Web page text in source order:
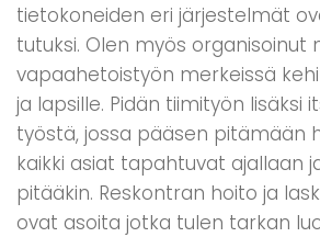
tietokoneiden eri järjestelmät
tutuksi. Olen myös
vapaahetoistyön merkeissä
ja lapsille. Pidän tiimityön lisäksi
työstä, jossa pääsen pitämään
kaikki asiat tapahtuvat ajallaan
pitääkin. Reskontran hoito ja
ovat asoita jotka tulen tarkan